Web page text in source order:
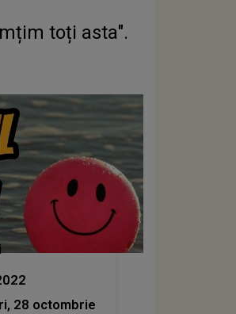
toți asta".
28 octombrie